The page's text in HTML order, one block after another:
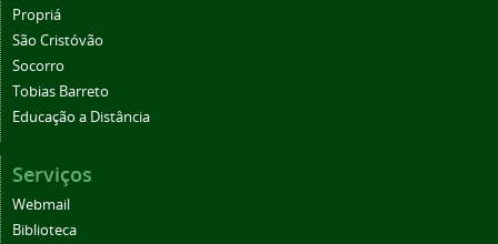
Propriá
São Cristóvão
Socorro
Tobias Barreto
Educação a Distância
Serviços
Webmail
Biblioteca